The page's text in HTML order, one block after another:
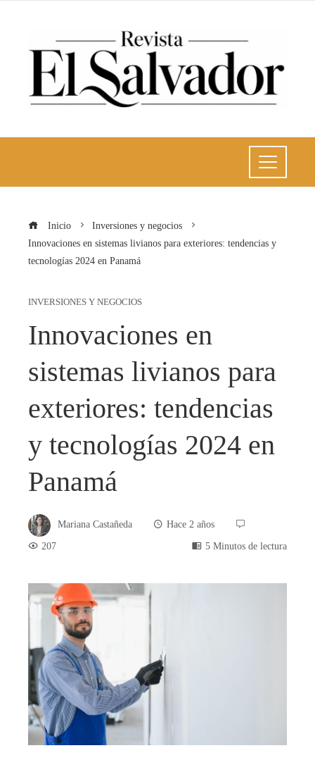
Inicio
Inversiones y negocios
Innovaciones en sistemas livianos para exteriores: tendencias y
tecnologías 2024 en Panamá
INVERSIONES Y NEGOCIOS
Innovaciones en
sistemas livianos para
exteriores: tendencias
y tecnologías 2024 en
Panamá
Mariana Castañeda
Hace 2 años
207
5 Minutos de lectura